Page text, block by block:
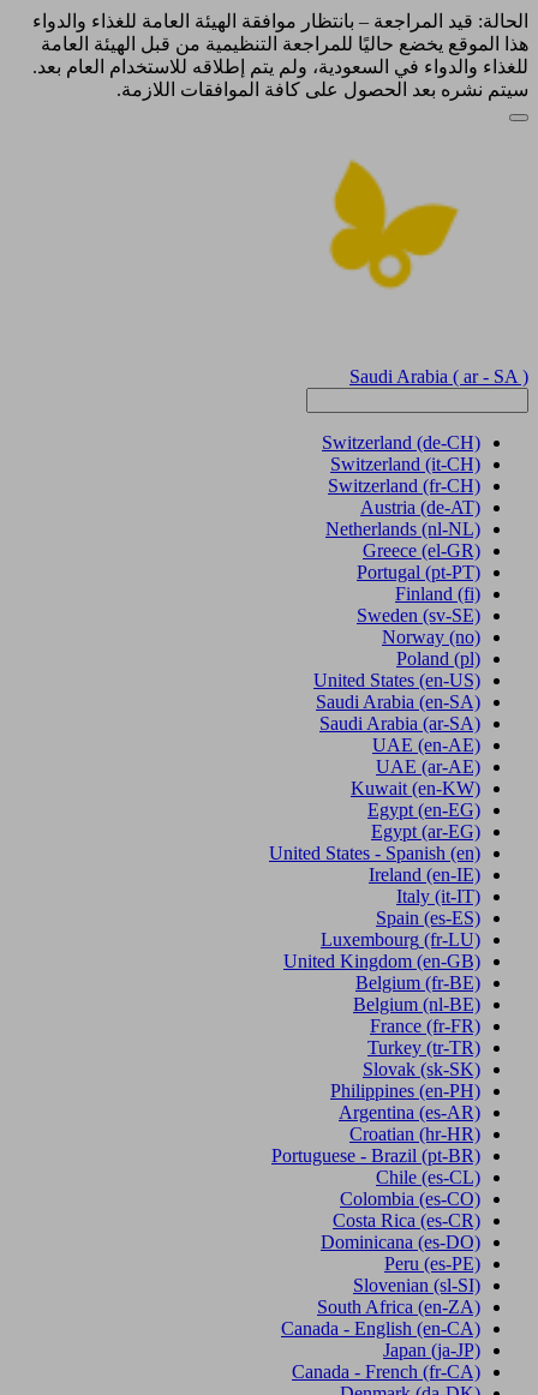
الحالة: قيد المراجعة – بانتظار موافقة الهيئة العامة للغذاء والدواء
هذا الموقع يخضع حاليًا للمراجعة التنظيمية من قبل الهيئة العامة
للغذاء والدواء في السعودية، ولم يتم إطلاقه للاستخدام العام بعد.
سيتم نشره بعد الحصول على كافة الموافقات اللازمة.
Saudi Arabia ( ar - SA )
Switzerland (de-CH)
Switzerland (it-CH)
Switzerland (fr-CH)
Austria (de-AT)
Netherlands (nl-NL)
Greece (el-GR)
Portugal (pt-PT)
Finland (fi)
Sweden (sv-SE)
Norway (no)
Poland (pl)
United States (en-US)
Saudi Arabia (en-SA)
Saudi Arabia (ar-SA)
UAE (en-AE)
UAE (ar-AE)
Kuwait (en-KW)
Egypt (en-EG)
Egypt (ar-EG)
United States - Spanish (en)
Ireland (en-IE)
Italy (it-IT)
Spain (es-ES)
Luxembourg (fr-LU)
United Kingdom (en-GB)
Belgium (fr-BE)
Belgium (nl-BE)
France (fr-FR)
Turkey (tr-TR)
Slovak (sk-SK)
Philippines (en-PH)
Argentina (es-AR)
Croatian (hr-HR)
Portuguese - Brazil (pt-BR)
Chile (es-CL)
Colombia (es-CO)
Costa Rica (es-CR)
Dominicana (es-DO)
Peru (es-PE)
Slovenian (sl-SI)
South Africa (en-ZA)
Canada - English (en-CA)
Japan (ja-JP)
Canada - French (fr-CA)